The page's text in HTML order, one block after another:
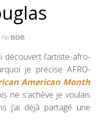
ParBIDIB
découvert l’artiste afro-
je précise AFRO-
American Month
ne s’achève je voulais
j’ai déjà partagé une